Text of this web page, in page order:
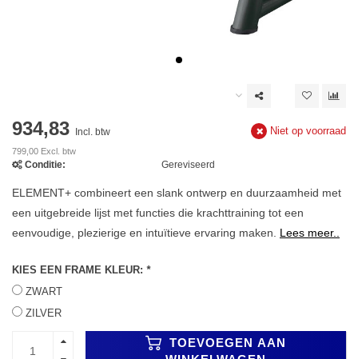
934,83 Incl. btw
799,00 Excl. btw
Niet op voorraad
Conditie: Gereviseerd
ELEMENT+ combineert een slank ontwerp en duurzaamheid met
een uitgebreide lijst met functies die krachttraining tot een
eenvoudige, plezierige en intuïtieve ervaring maken. Lees meer..
KIES EEN FRAME KLEUR: *
ZWART
ZILVER
TOEVOEGEN AAN